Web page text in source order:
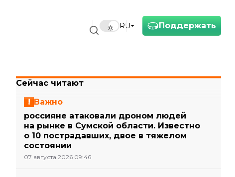
Поддержать
RU
Сейчас читают
Важно
россияне атаковали дроном людей
на рынке в Сумской области. Известно
о 10 пострадавших, двое в тяжелом
состоянии
07 августа 2026 09:46